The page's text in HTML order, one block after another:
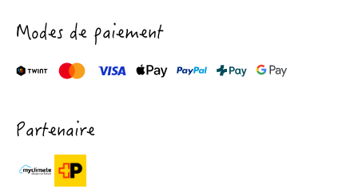
Modes de paiement
Partenaire